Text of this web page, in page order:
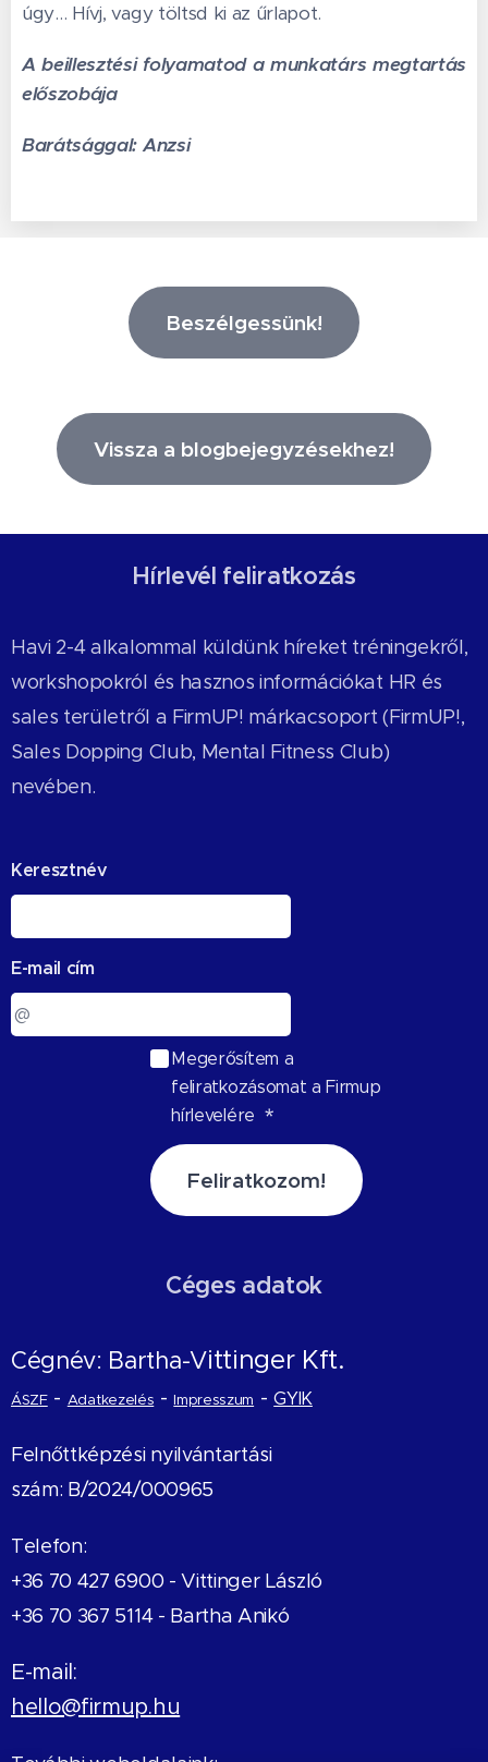
úgy… Hívj, vagy töltsd ki az űrlapot.
A beillesztési folyamatod a munkatárs megtartás
előszobája
Barátsággal: Anzsi
Beszélgessünk!
Vissza a blogbejegyzésekhez!
Hírlevél feliratkozás
Havi 2-4 alkalommal küldünk híreket tréningekről,
workshopokról és hasznos információkat HR és
sales területről a FirmUP! márkacsoport (FirmUP!,
Sales Dopping Club, Mental Fitness Club)
nevében.
Keresztnév
E-mail cím
Megerősítem a
feliratkozásomat a Firmup
hírlevelére
Feliratkozom!
Céges adatok
Cégnév: Bartha-Vittinger Kft.
ÁSZF- Adatkezelés -Impresszum -GYIK
Felnőttképzési nyilvántartási
szám: B/2024/000965
Telefon:
+36 70 427 6900 -Vittinger László
+36 70 367 5114 - Bartha Anikó
E-mail:
hello@firmup.hu